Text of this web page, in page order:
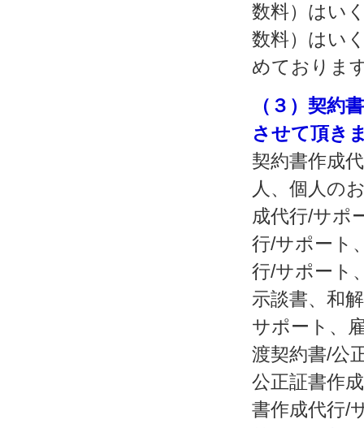
数料）はい
数料）はい
めておりま
（３）契約
させて頂き
契約書作成
人、個人の
成代行/サポ
行/サポート
行/サポート
示談書、和
サポート、
渡契約書/公
公正証書作
書作成代行/